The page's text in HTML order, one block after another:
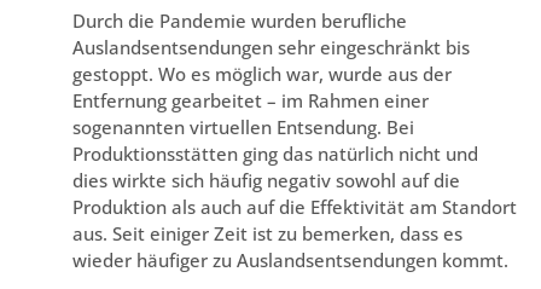
Durch die Pandemie wurden berufliche
Auslandsentsendungen sehr eingeschränkt bis
gestoppt. Wo es möglich war, wurde aus der
Entfernung gearbeitet – im Rahmen einer
sogenannten virtuellen Entsendung. Bei
Produktionsstätten ging das natürlich nicht und
dies wirkte sich häufig negativ sowohl auf die
Produktion als auch auf die Effektivität am Standort
aus. Seit einiger Zeit ist zu bemerken, dass es
wieder häufiger zu Auslandsentsendungen kommt.